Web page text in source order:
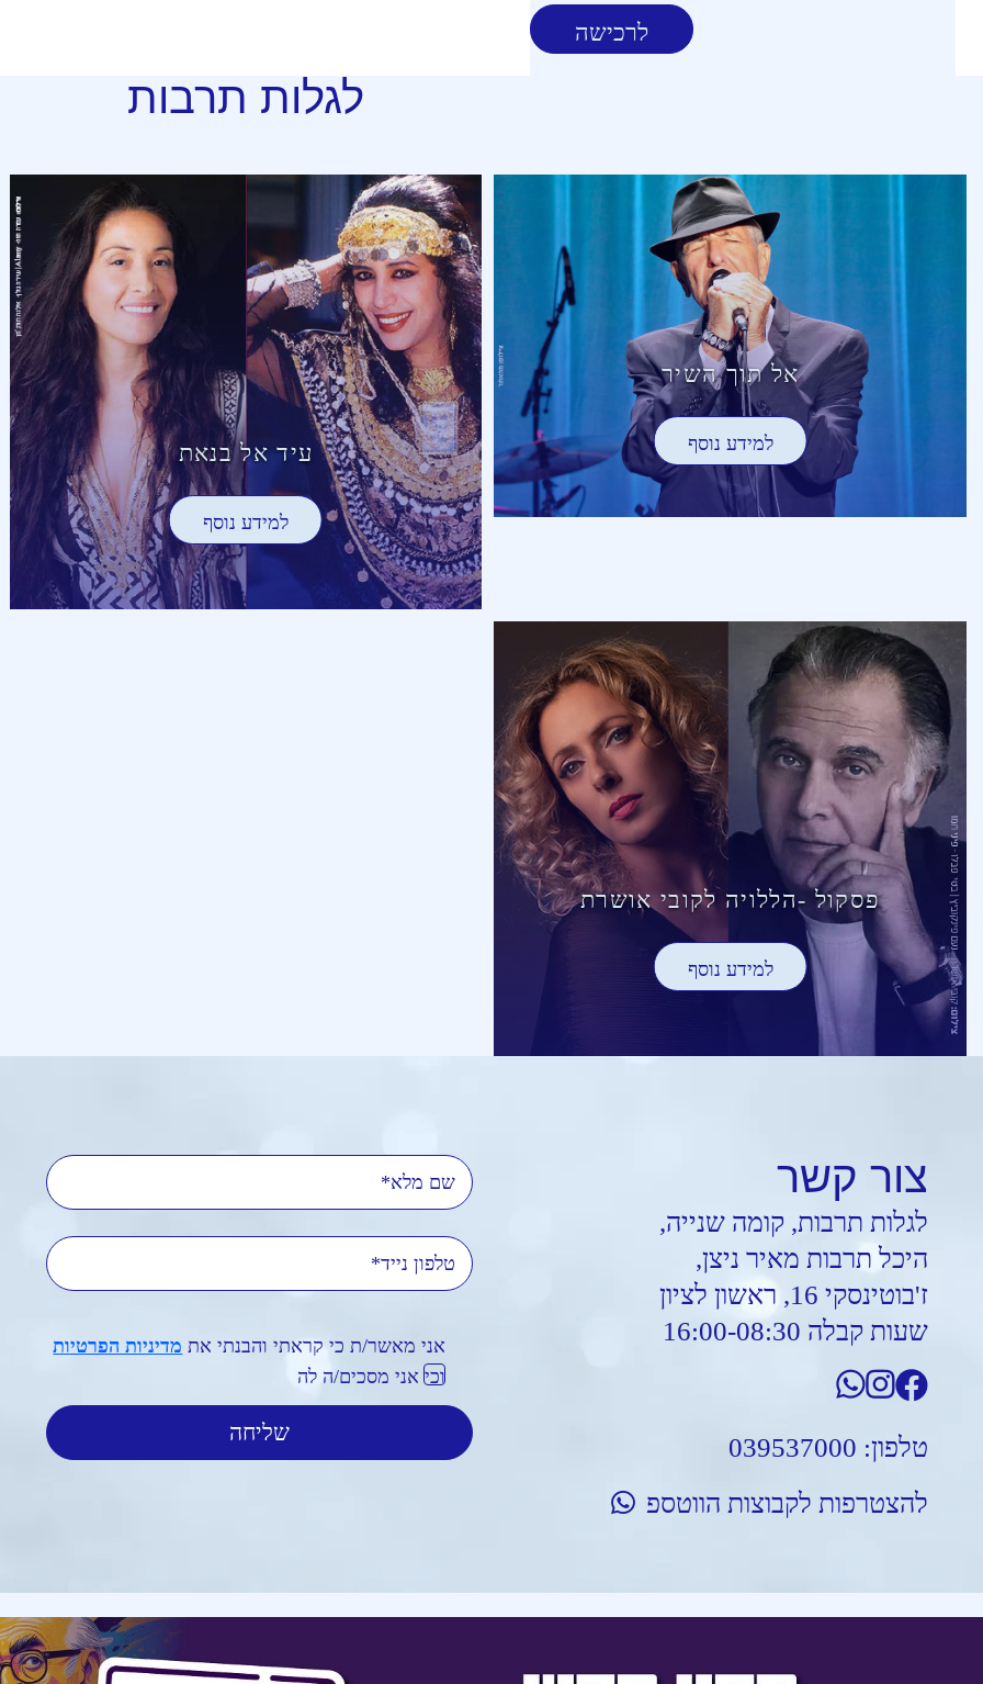
לרכישה
לגלות תרבות
אל תוך השיר
למידע נוסף עיד אל בנאת
למידע נוסף
פסקול -הללויה לקובי אושרת
למידע נוסף
צור קשר
לגלות תרבות, קומה שנייה,
היכל תרבות מאיר ניצן,
ז'בוטינסקי 16, ראשון לציון
שעות קבלה 16:00-08:30
טלפון: 039537000
להצטרפות לקבוצות הווטספ
שם מלא
טלפון נייד
אני מאשר/ת כי קראתי והבנתי את מדיניות הפרטיות
וכי אני מסכים/ה לה